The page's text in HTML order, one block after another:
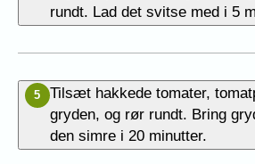
rundt. Lad det svitse med i 5
5
Tilsæt hakkede tomater,
gryden, og rør rundt. Bring
den simre i 20 minutter.